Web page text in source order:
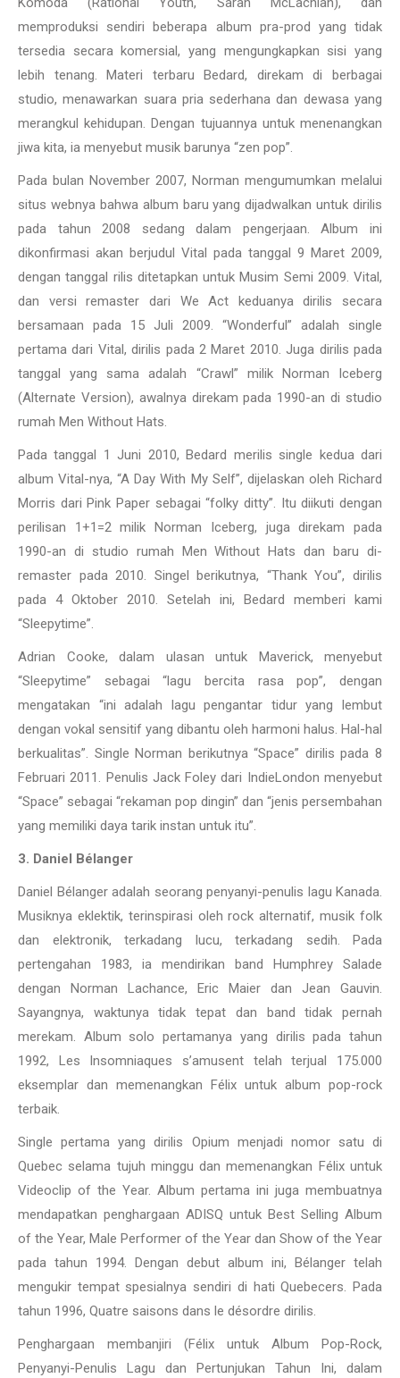
memproduksi sendiri beberapa album pra-prod yang tidak
tersedia secara komersial, yang mengungkapkan sisi yang
lebih tenang. Materi terbaru Bedard, direkam di berbagai
studio, menawarkan suara pria sederhana dan dewasa yang
merangkul kehidupan. Dengan tujuannya untuk menenangkan
jiwa kita, ia menyebut musik barunya “zen pop”.
Pada bulan November 2007, Norman mengumumkan melalui
situs webnya bahwa album baru yang dijadwalkan untuk dirilis
pada tahun 2008 sedang dalam pengerjaan. Album ini
dikonfirmasi akan berjudul Vital pada tanggal 9 Maret 2009,
dengan tanggal rilis ditetapkan untuk Musim Semi 2009. Vital,
dan versi remaster dari We Act keduanya dirilis secara
bersamaan pada 15 Juli 2009. “Wonderful” adalah single
pertama dari Vital, dirilis pada 2 Maret 2010. Juga dirilis pada
tanggal yang sama adalah “Crawl” milik Norman Iceberg
(Alternate Version), awalnya direkam pada 1990-an di studio
rumah Men Without Hats.
Pada tanggal 1 Juni 2010, Bedard merilis single kedua dari
album Vital-nya, “A Day With My Self”, dijelaskan oleh Richard
Morris dari Pink Paper sebagai “folky ditty”. Itu diikuti dengan
perilisan 1+1=2 milik Norman Iceberg, juga direkam pada
1990-an di studio rumah Men Without Hats dan baru di-
remaster pada 2010. Singel berikutnya, “Thank You”, dirilis
pada 4 Oktober 2010. Setelah ini, Bedard memberi kami
“Sleepytime”.
Adrian Cooke, dalam ulasan untuk Maverick, menyebut
“Sleepytime” sebagai “lagu bercita rasa pop”, dengan
mengatakan “ini adalah lagu pengantar tidur yang lembut
dengan vokal sensitif yang dibantu oleh harmoni halus. Hal-hal
berkualitas”. Single Norman berikutnya “Space” dirilis pada 8
Februari 2011. Penulis Jack Foley dari IndieLondon menyebut
“Space” sebagai “rekaman pop dingin” dan “jenis persembahan
yang memiliki daya tarik instan untuk itu”.
3. Daniel Bélanger
Daniel Bélanger adalah seorang penyanyi-penulis lagu Kanada.
Musiknya eklektik, terinspirasi oleh rock alternatif, musik folk
dan elektronik, terkadang lucu, terkadang sedih. Pada
pertengahan 1983, ia mendirikan band Humphrey Salade
dengan Norman Lachance, Eric Maier dan Jean Gauvin.
Sayangnya, waktunya tidak tepat dan band tidak pernah
merekam. Album solo pertamanya yang dirilis pada tahun
1992, Les Insomniaques s’amusent telah terjual 175.000
eksemplar dan memenangkan Félix untuk album pop-rock
terbaik.
Single pertama yang dirilis Opium menjadi nomor satu di
Quebec selama tujuh minggu dan memenangkan Félix untuk
Videoclip of the Year. Album pertama ini juga membuatnya
mendapatkan penghargaan ADISQ untuk Best Selling Album
of the Year, Male Performer of the Year dan Show of the Year
pada tahun 1994. Dengan debut album ini, Bélanger telah
mengukir tempat spesialnya sendiri di hati Quebecers. Pada
tahun 1996, Quatre saisons dans le désordre dirilis.
Penghargaan membanjiri (Félix untuk Album Pop-Rock,
Penyanyi-Penulis Lagu dan Pertunjukan Tahun Ini, dalam